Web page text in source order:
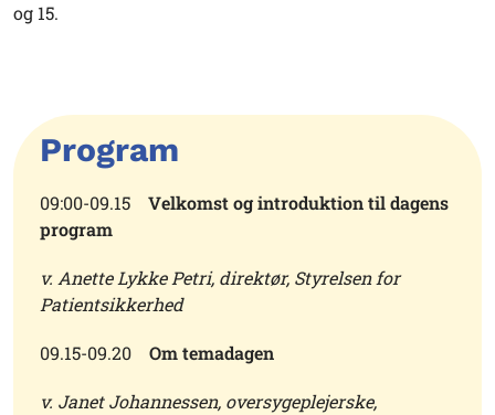
og 15.
Program
09:00-09.15 Velkomst og introduktion til dagens
program
v. Anette Lykke Petri, direktør, Styrelsen for
Patientsikkerhed
09.15-09.20 Om temadagen
v. Janet Johannessen, oversygeplejerske,